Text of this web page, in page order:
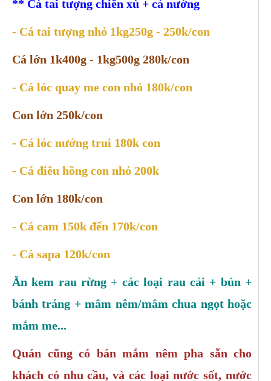
** Cá tai tượng chiên xù + cá nướng
- Cá tai tượng nhỏ 1kg250g - 250k/con
Cá lớn 1k400g - 1kg500g 280k/con
- Cá lóc quay me con nhỏ 180k/con
Con lớn 250k/con
- Cá lóc nướng trui 180k con
- Cá điêu hồng con nhỏ 200k
Con lớn 180k/con
- Cá cam 150k đến 170k/con
- Cá sapa 120k/con
Ăn kem rau rừng + các loại rau cải + bún +
bánh tráng + mắm nêm/mắm chua ngọt hoặc
mắm me...
Quán cũng có bán mắm nêm pha sẵn cho
khách có nhu cầu, và các loại nước sốt, nước